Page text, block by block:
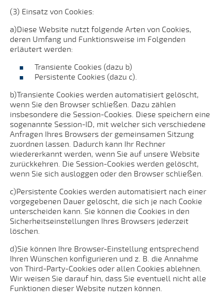
(3) Einsatz von Cookies:
a)Diese Website nutzt folgende Arten von Cookies,
deren Umfang und Funktionsweise im Folgenden
erläutert werden:
Transiente Cookies (dazu b)
Persistente Cookies (dazu c).
b)Transiente Cookies werden automatisiert gelöscht,
wenn Sie den Browser schließen. Dazu zählen
insbesondere die Session-Cookies. Diese speichern eine
sogenannte Session-ID, mit welcher sich verschiedene
Anfragen Ihres Browsers der gemeinsamen Sitzung
zuordnen lassen. Dadurch kann Ihr Rechner
wiedererkannt werden, wenn Sie auf unsere Website
zurückkehren. Die Session-Cookies werden gelöscht,
wenn Sie sich ausloggen oder den Browser schließen.
c)Persistente Cookies werden automatisiert nach einer
vorgegebenen Dauer gelöscht, die sich je nach Cookie
unterscheiden kann. Sie können die Cookies in den
Sicherheitseinstellungen Ihres Browsers jederzeit
löschen.
d)Sie können Ihre Browser-Einstellung entsprechend
Ihren Wünschen konfigurieren und z. B. die Annahme
von Third-Party-Cookies oder allen Cookies ablehnen.
Wir weisen Sie darauf hin, dass Sie eventuell nicht alle
Funktionen dieser Website nutzen können.